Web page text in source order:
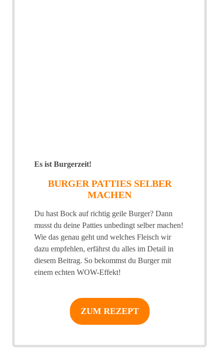
Es ist Burgerzeit!
BURGER PATTIES SELBER
MACHEN
Du hast Bock auf richtig geile Burger? Dann
musst du deine Patties unbedingt selber machen!
Wie das genau geht und welches Fleisch wir
dazu empfehlen, erfährst du alles im Detail in
diesem Beitrag. So bekommst du Burger mit
einem echten WOW-Effekt!
ZUM REZEPT